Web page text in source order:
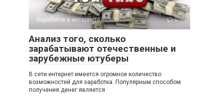
Заработок в интернете 0
Анализ того, сколько
зарабатывают отечественные и
зарубежные ютуберы
В сети интернет имеется огромное количество
возможностей для заработка. Популярным способом
получения денег является